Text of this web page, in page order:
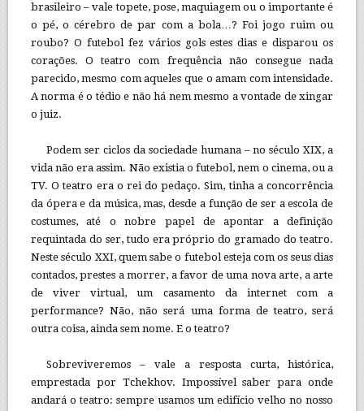
brasileiro – vale topete, pose, maquiagem ou o importante é
o pé, o cérebro de par com a bola…? Foi jogo ruim ou
roubo? O futebol fez vários gols estes dias e disparou os
corações. O teatro com frequência não consegue nada
parecido, mesmo com aqueles que o amam com intensidade.
A norma é o tédio e não há nem mesmo a vontade de xingar
o juiz.
Podem ser ciclos da sociedade humana – no século XIX, a
vida não era assim. Não existia o futebol, nem o cinema, ou a
TV. O teatro era o rei do pedaço. Sim, tinha a concorrência
da ópera e da música, mas, desde a função de ser a escola de
costumes, até o nobre papel de apontar a definição
requintada do ser, tudo era próprio do gramado do teatro.
Neste século XXI, quem sabe o futebol esteja com os seus dias
contados, prestes a morrer, a favor de uma nova arte, a arte
de viver virtual, um casamento da internet com a
performance? Não, não será uma forma de teatro, será
outra coisa, ainda sem nome. E o teatro?
Sobreviveremos – vale a resposta curta, histórica,
emprestada por Tchekhov. Impossível saber para onde
andará o teatro: sempre usamos um edifício velho no nosso